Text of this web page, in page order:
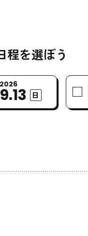
程を選ぼう
2026
9.13 日